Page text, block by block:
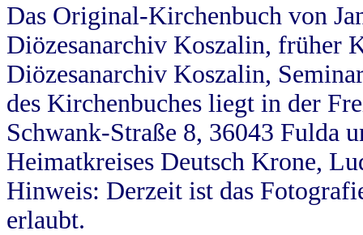
Das Original-Kirchenbuch von
Diözesanarchiv Koszalin, früher
Diözesanarchiv Koszalin,
des Kirchenbuches liegt in der
Schwank-Straße 8, 36043 Fulda
Heimatkreises Deutsch Krone,
Hinweis: Derzeit ist das
erlaubt.